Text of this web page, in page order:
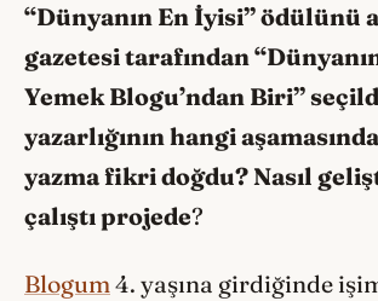
“Dünyanın En İyisi” ödülünü
gazetesi tarafından
Yemek Blogu’ndan Biri”
yazarlığının hangi
yazma fikri doğdu? Nasıl
çalıştı projede?
Blogum4. yaşına girdiğinde